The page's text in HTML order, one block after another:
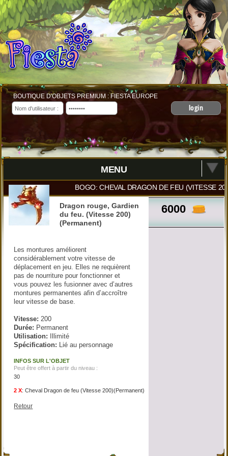
BOUTIQUE D'OBJETS PREMIUM : FIESTA EUROPE
login
MENU
BOGO: CHEVAL DRAGON DE FEU (VITESSE
6000
Dragon rouge, Gardien
du feu. (Vitesse 200)
(Permanent)
Les montures améliorent
considérablement votre vitesse de
déplacement en jeu. Elles ne requièrent
pas de nourriture pour fonctionner et
vous pouvez les fusionner avec d’autres
montures permanentes afin d’accroître
leur vitesse de base.
Vitesse: 200
Durée: Permanent
Utilisation: Illimité
Spécification: Lié au personnage
INFOS SUR L'OBJET
Peut être offert à partir du niveau :
30
2 X:Cheval Dragon de feu (Vitesse 200)(Permanent)
Retour